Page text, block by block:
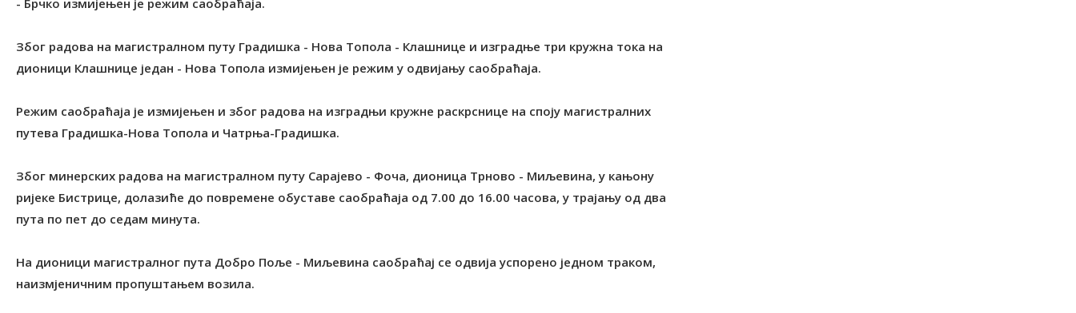
- Брчко измијењен је режим саобраћаја.
Због радова на магистралном путу Градишка - Нова Топола - Клашнице и изградње три кружна тока на
дионици Клашнице један - Нова Топола измијењен је режим у одвијању саобраћаја.
Режим саобраћаја је измијењен и због радова на изградњи кружне раскрснице на споју магистралних
путева Градишка-Нова Топола и Чатрња-Градишка.
Због минерских радова на магистралном путу Сарајево - Фоча, дионица Tрново - Миљевина, у кањону
ријеке Бистрице, долазиће до повремене обуставе саобраћаја од 7.00 до 16.00 часова, у трајању од два
пута по пет до седам минута.
На дионици магистралног пута Добро Поље - Миљевина саобраћај се одвија успорено једном траком,
наизмјеничним пропуштањем возила.